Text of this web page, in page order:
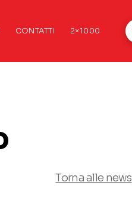
CONTATTI 2×1000
Torna alle news